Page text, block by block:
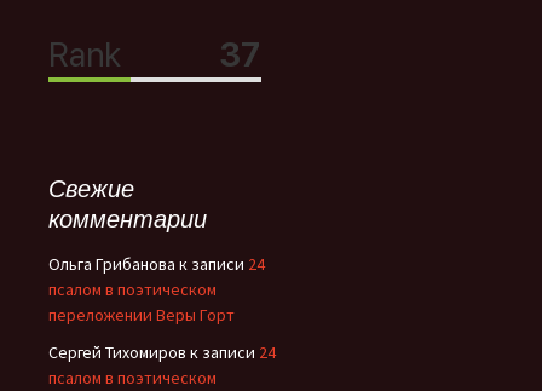
Свежие
комментарии
Ольга Грибанова к записи 24
псалом в поэтическом
переложении Веры Горт
Сергей Тихомиров к записи 24
псалом в поэтическом